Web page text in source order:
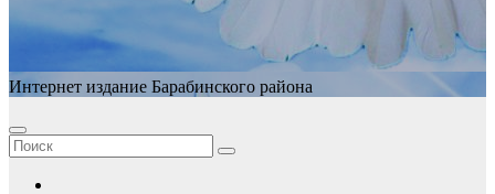
Интернет издание Барабинского района